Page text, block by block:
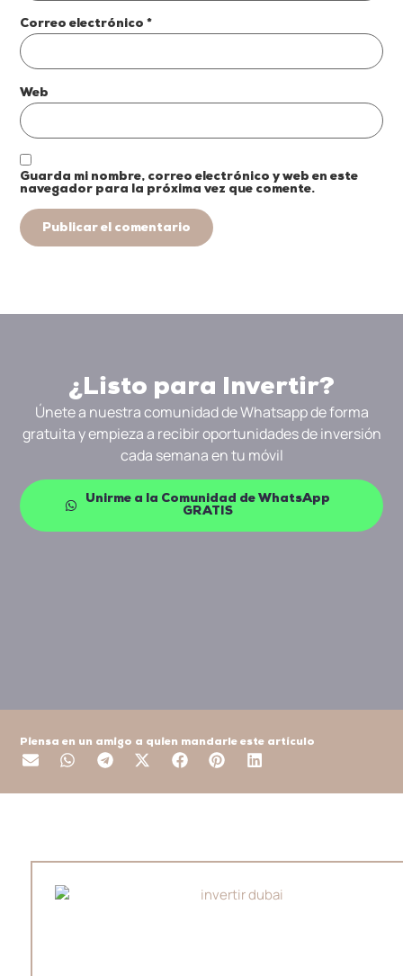
Correo electrónico*
Web
Guarda mi nombre, correo electrónico y web en este
navegador para la próxima vez que comente.
¿Listo para Invertir?
Únete a nuestra comunidad de Whatsapp de forma
gratuita y empieza a recibir oportunidades de inversión
cada semana en tu móvil
Unirme a la Comunidad de WhatsApp
GRATIS
Piensa en un amigo a quien mandarle este artículo